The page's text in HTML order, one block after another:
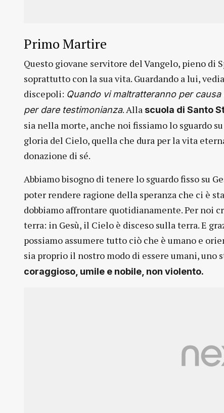
Primo Martire
Questo giovane servitore del Vangelo, pieno di
soprattutto con la sua vita. Guardando a lui,
discepoli: Quando vi maltratteranno per
per dare testimonianza. Alla scuola di Santo
sia nella morte, anche noi fissiamo lo sguardo
gloria del Cielo, quella che dura per la vita
donazione di sé.
Abbiamo bisogno di tenere lo sguardo fisso su
poter rendere ragione della speranza che ci è
dobbiamo affrontare quotidianamente. Per noi
terra: in Gesù, il Cielo è disceso sulla terra. E
possiamo assumere tutto ciò che è umano e
sia proprio il nostro modo di essere umani, uno
coraggioso, umile e nobile, non violento.